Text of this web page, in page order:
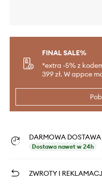
FINAL SALE%
*extra -5% z
399 zł. W appce
DARMOWA
Dostawa nawet w 24h
ZWROTY I